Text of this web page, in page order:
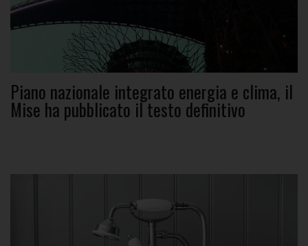
Piano nazionale integrato energia e clima, il
Mise ha pubblicato il testo definitivo